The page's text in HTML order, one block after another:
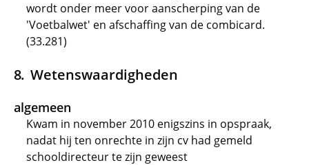
wordt onder meer voor aanscherping van de
'Voetbalwet' en afschaffing van de combicard.
(33.281)
Wetenswaardigheden
algemeen
Kwam in november 2010 enigszins in opspraak,
nadat hij ten onrechte in zijn cv had gemeld
schooldirecteur te zijn geweest